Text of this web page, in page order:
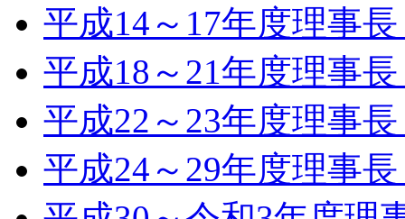
平成14～17年度理
平成18～21年度理
平成22～23年度理
平成24～29年度理